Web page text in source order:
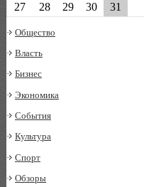
27
28 29 30 31
Общество
Власть
Бизнес
Экономика
События
Культура
Спорт
Обзоры